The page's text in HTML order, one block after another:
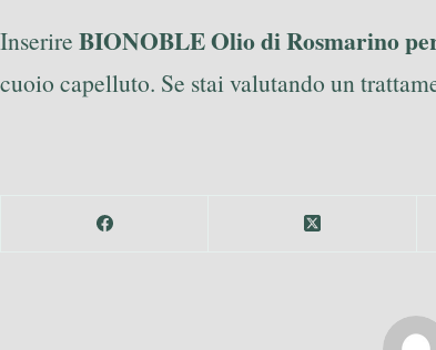
Inserire BIONOBLE Olio di Rosmarino
cuoio capelluto. Se stai valutando un